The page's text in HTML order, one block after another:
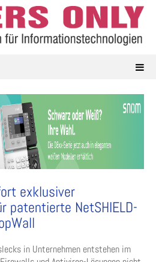
exklusiver
patentierte NetSHIELD-
in Unternehmen entstehen im